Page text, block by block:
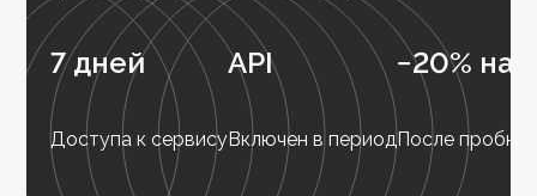
7 дней
Доступа к сервису
API
Включен в период
−20% на
После